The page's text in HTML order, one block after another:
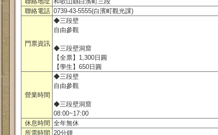
聯絡電話 0739-43-5555(白濱町觀光課)
門票資訊
◆三段壁
自由參觀
◆三段壁洞窟
【全票】1,300日圓
【學生】650日圓
營業時間
◆三段壁
自由參觀
◆三段壁洞窟
08:00~17:00
休息時間 全年無休
所需時間 20分鍾